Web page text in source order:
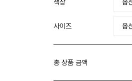
색상
사이즈
총 상품 금액